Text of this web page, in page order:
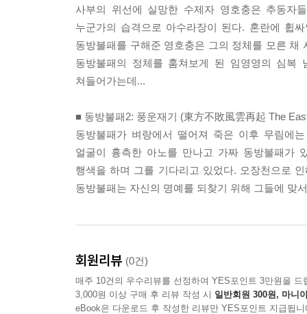
사부의 위선에 실망한 수제자 영호충은 추동자
누군가의 습격으로 아수라장이 된다. 혼란에 휩
동방불패를 구해준 영호충은 그의 정체를 모른
동방불패의 정체를 훔쳐보게 된 임영영의 심복
쳐들어가는데...
■ 동방불패2: 풍운재기 (東方不敗風雲再起 The
동방불패가 벼랑에서 떨어져 죽은 이후 무림에
얼굴이 흉측한 아노를 만나고 가짜 동방불패가
행색을 하며 그를 기다리고 있었다. 오장천으로
동방불패는 자신의 명예를 되찾기 위해 그들에 맞
회원리뷰 (0건)
매주 10건의 우수리뷰를 선정하여 YES포인트 3만원을 드
3,000원 이상 구매 후 리뷰 작성 시 일반회원 300원, 마니
eBook은 다운로드 후 작성한 리뷰만 YES포인트 지급됩니